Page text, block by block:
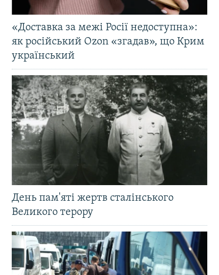
«Доставка за межі Росії недоступна»:
як російський Ozon «згадав», що Крим
український
День пам'яті жертв сталінського
Великого терору